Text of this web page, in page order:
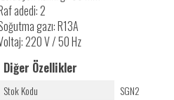
adedi: 2
gazı: R13A
220 V / 50 Hz
Diğer Özellikler
Stok Kodu
SGN2